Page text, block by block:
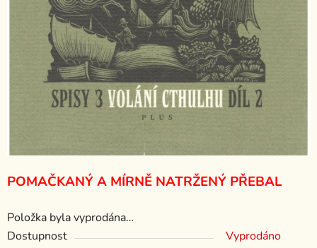
POMAČKANÝ A MÍRNĚ NATRŽENÝ PŘEBAL
Položka byla vyprodána…
Dostupnost
Vyprodáno